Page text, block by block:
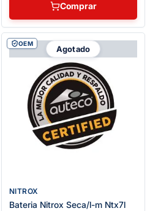
Comprar
Agotado
OEM
NITROX
Bateria Nitrox Seca/l-m Ntx7l